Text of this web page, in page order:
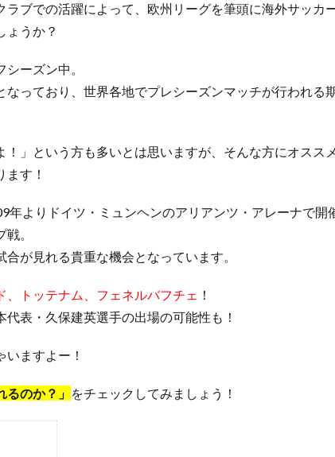
ラブでの活躍によって、欧州リーグを筆頭に海外サッカ
ょうか？
ーズン中。
なっており、世界各地でプレシーズンマッチが行われる
！」という方も多いとは思いますが、そんな方にオスス
ます！
年よりドイツ・ミュンヘンのアリアンツ・アレーナで開
。
が見れる貴重な機会となっています。
、トッテナム、フェネルバフチェ ！
表・久保建英選手の出場の可能性も！
ますよー！
るのか？」 をチェックしてみましょう！